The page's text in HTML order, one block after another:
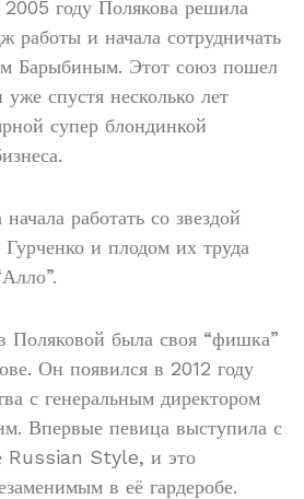
году Полякова решила
работы и начала сотрудничать
Барыбиным. Этот союз пошел
спустя несколько лет
супер блондинкой
работать со звездой
и плодом их труда
Поляковой была своя “фишка”
Он появился в 2012 году
с генеральным директором
Впервые певица выступила с
Russian Style, и это
в её гардеробе.